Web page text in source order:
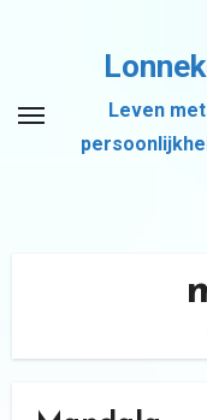
inhoud
Leven